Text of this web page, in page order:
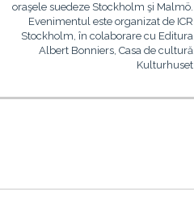
oraşele suedeze Stockholm şi Malmö.
Evenimentul este organizat de ICR
Stockholm, în colaborare cu Editura
Albert Bonniers, Casa de cultură
Kulturhuset